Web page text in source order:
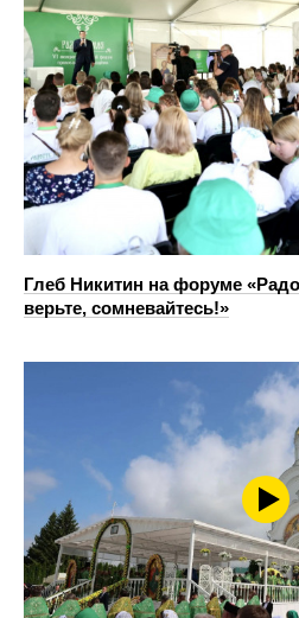
Глеб Никитин на форуме
верьте, сомневайтесь!»